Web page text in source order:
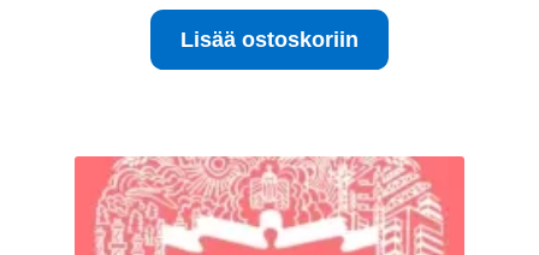
oli:
25.00 €.
on:
Lisää ostoskoriin